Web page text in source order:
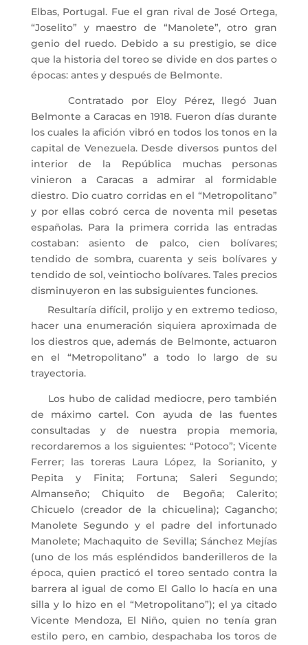
Elbas, Portugal. Fue el gran rival de José Ortega,
“Joselito” y maestro de “Manolete”, otro gran
genio del ruedo. Debido a su prestigio, se dice
que la historia del toreo se divide en dos partes o
épocas: antes y después de Belmonte.
Contratado por Eloy Pérez, llegó Juan
Belmonte a Caracas en 1918. Fueron días durante
los cuales la afición vibró en todos los tonos en la
capital de Venezuela. Desde diversos puntos del
interior de la República muchas personas
vinieron a Caracas a admirar al formidable
diestro. Dio cuatro corridas en el “Metropolitano”
y por ellas cobró cerca de noventa mil pesetas
españolas. Para la primera corrida las entradas
costaban: asiento de palco, cien bolívares;
tendido de sombra, cuarenta y seis bolívares y
tendido de sol, veintiocho bolívares. Tales precios
disminuyeron en las subsiguientes funciones.
Resultaría difícil, prolijo y en extremo tedioso,
hacer una enumeración siquiera aproximada de
los diestros que, además de Belmonte, actuaron
en el “Metropolitano” a todo lo largo de su
trayectoria.
Los hubo de calidad mediocre, pero también
de máximo cartel. Con ayuda de las fuentes
consultadas y de nuestra propia memoria,
recordaremos a los siguientes: “Potoco”; Vicente
Ferrer; las toreras Laura López, la Sorianito, y
Pepita y Finita; Fortuna; Saleri Segundo;
Almanseño; Chiquito de Begoña; Calerito;
Chicuelo (creador de la chicuelina); Cagancho;
Manolete Segundo y el padre del infortunado
Manolete; Machaquito de Sevilla; Sánchez Mejías
(uno de los más espléndidos banderilleros de la
época, quien practicó el toreo sentado contra la
barrera al igual de como El Gallo lo hacía en una
silla y lo hizo en el “Metropolitano”); el ya citado
Vicente Mendoza, El Niño, quien no tenía gran
estilo pero, en cambio, despachaba los toros de